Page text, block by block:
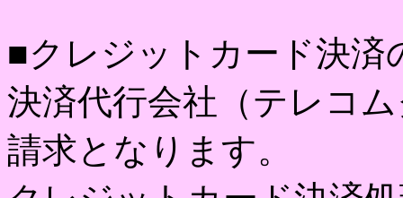
■クレジットカード決済
決済代行会社（テレコ
請求となります。